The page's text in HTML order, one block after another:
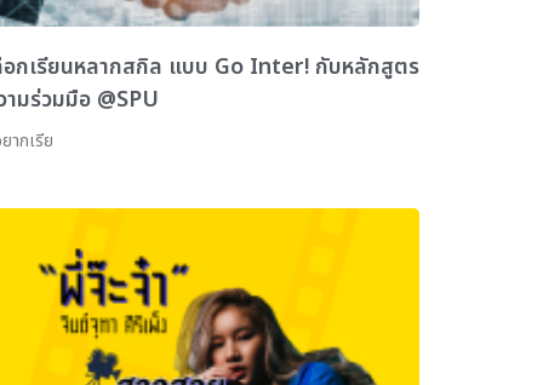
อกเรียนหลากสกิล แบบ Go Inter! กับหลักสูตร
ามร่วมมือ @SPU
ากเรีย